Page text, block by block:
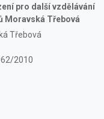
pro další vzdělávání
Moravská Třebová
Třebová
2010